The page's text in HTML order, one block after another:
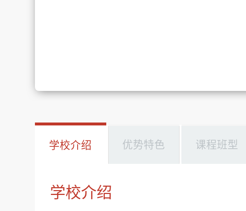
学校介绍 优势特色 课程班型
学校介绍